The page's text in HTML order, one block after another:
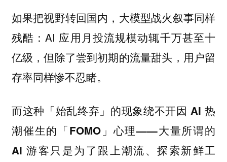
如果把视野转回国内，大模型战火叙事同样
残酷：AI 应用月投流规模动辄千万甚至十
亿级，但除了尝到初期的流量甜头，用户留
存率同样惨不忍睹。
而这种「始乱终弃」的现象绕不开因 AI 热
潮催生的「FOMO」心理——大量所谓的
AI 游客只是为了跟上潮流、探索新鲜工